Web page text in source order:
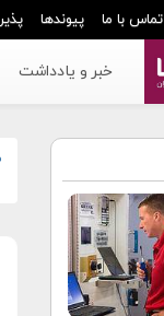
تماس با ما پیوندها
خبر و یادداشت